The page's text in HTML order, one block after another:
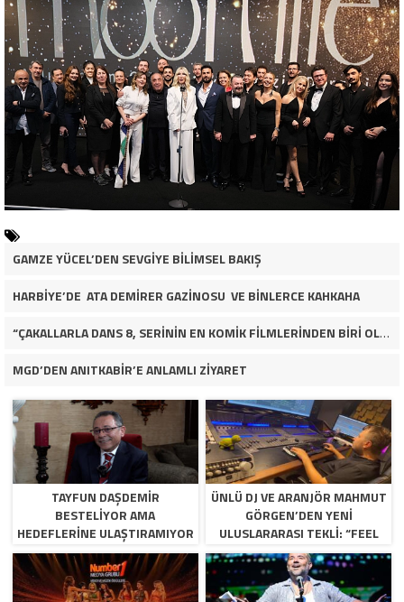
GAMZE YÜCEL’DEN SEVGİYE BİLİMSEL BAKIŞ
HARBİYE’DE ATA DEMİRER GAZİNOSU VE BİNLERCE KAHKAHA
“ÇAKALLARLA DANS 8, SERİNİN EN KOMİK FİLMLERİNDEN BİRİ OLUYOR”
MGD’DEN ANITKABİR’E ANLAMLI ZİYARET
TAYFUN DAŞDEMIR
BESTELIYOR AMA
HEDEFLERINE ULAŞTIRAMIYOR
ÜNLÜ DJ VE ARANJÖR MAHMUT
GÖRGEN’DEN YENI
ULUSLARARASI TEKLI: “FEEL
SO HIGH”